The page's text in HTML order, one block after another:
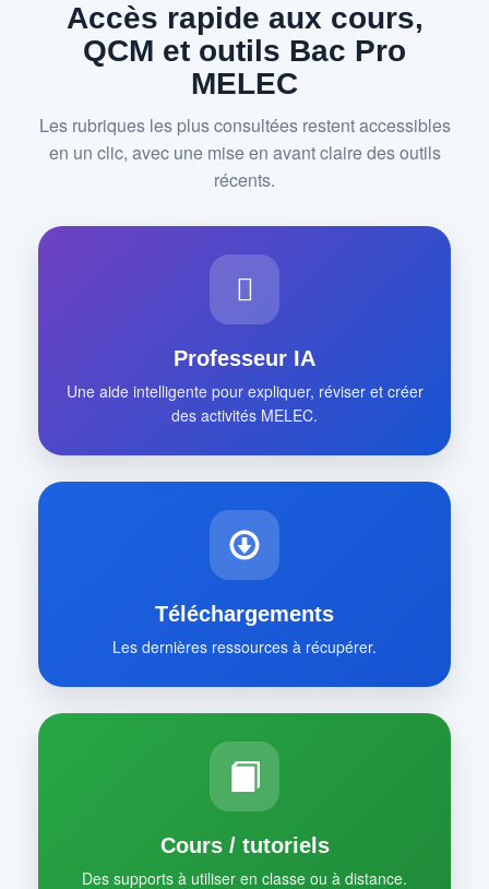
Accès rapide aux cours,
QCM et outils Bac Pro
MELEC
Les rubriques les plus consultées restent accessibles
en un clic, avec une mise en avant claire des outils
récents.
Professeur IA
Une aide intelligente pour expliquer, réviser et créer
des activités MELEC.
Téléchargements
Les dernières ressources à récupérer.
Cours / tutoriels
Des supports à utiliser en classe ou à distance.